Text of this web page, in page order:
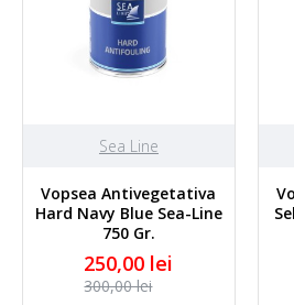
Sea Line
Vopsea Antivegetativa
Hard Navy Blue Sea-Line
750 Gr.
250,00 lei
300,00 lei